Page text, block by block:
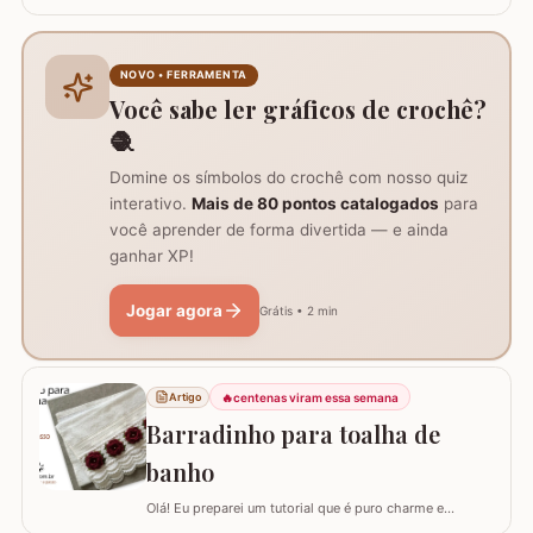
do trabalho e formação do centro do tapete: Comece
com um anel mágico ou uma argola de 10…
NOVO • FERRAMENTA
Você sabe ler gráficos de crochê?
🧶
Domine os símbolos do crochê com nosso quiz
interativo. Mais de 80 pontos catalogados para
você aprender de forma divertida — e ainda
ganhar XP!
Jogar agora Grátis • 2 min
Artigo 🔥centenas viram essa semana
Barradinho para toalha de
banho
Olá! Eu preparei um tutorial que é puro charme e